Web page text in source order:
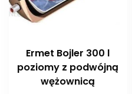
Ermet Bojler 300 l
poziomy z podwójną
wężownicą